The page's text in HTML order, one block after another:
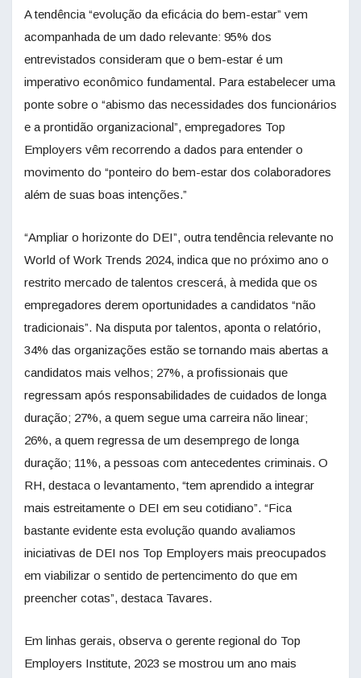
A tendência “evolução da eficácia do bem-estar” vem
acompanhada de um dado relevante: 95% dos
entrevistados consideram que o bem-estar é um
imperativo econômico fundamental. Para estabelecer uma
ponte sobre o “abismo das necessidades dos funcionários
e a prontidão organizacional”, empregadores Top
Employers vêm recorrendo a dados para entender o
movimento do “ponteiro do bem-estar dos colaboradores
além de suas boas intenções.”
“Ampliar o horizonte do DEI”, outra tendência relevante no
World of Work Trends 2024, indica que no próximo ano o
restrito mercado de talentos crescerá, à medida que os
empregadores derem oportunidades a candidatos “não
tradicionais”. Na disputa por talentos, aponta o relatório,
34% das organizações estão se tornando mais abertas a
candidatos mais velhos; 27%, a profissionais que
regressam após responsabilidades de cuidados de longa
duração; 27%, a quem segue uma carreira não linear;
26%, a quem regressa de um desemprego de longa
duração; 11%, a pessoas com antecedentes criminais. O
RH, destaca o levantamento, “tem aprendido a integrar
mais estreitamente o DEI em seu cotidiano”. “Fica
bastante evidente esta evolução quando avaliamos
iniciativas de DEI nos Top Employers mais preocupados
em viabilizar o sentido de pertencimento do que em
preencher cotas”, destaca Tavares.
Em linhas gerais, observa o gerente regional do Top
Employers Institute, 2023 se mostrou um ano mais